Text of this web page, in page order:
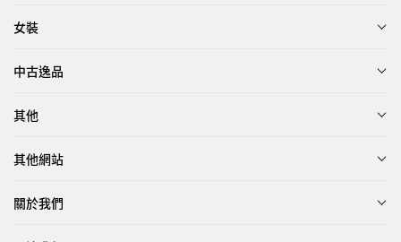
女裝
中古逸品
其他
其他網站
關於我們